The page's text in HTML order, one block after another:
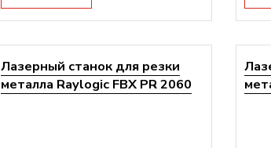
Лазерный станок для резки
металла Raylogic FBX PR 2060